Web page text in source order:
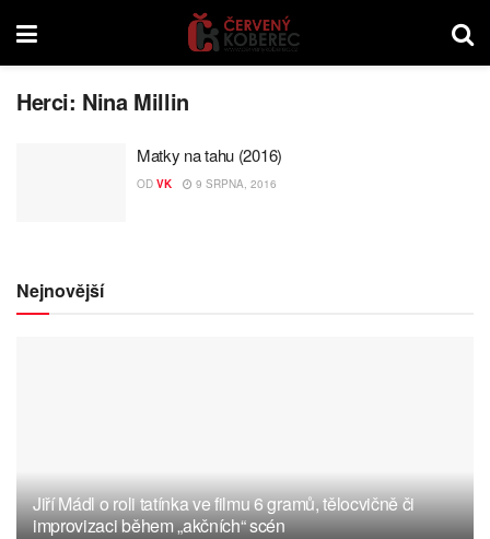
Herci: Nina Millin
Matky na tahu (2016)
OD VK 9 SRPNA, 2016
Nejnovější
Jiří Mádl o roli tatínka ve filmu 6 gramů, tělocvičně či
improvizaci během „akčních“ scén